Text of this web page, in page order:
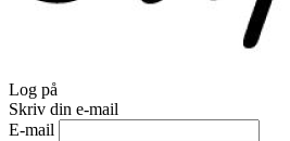
Log på
Skriv din e-mail
E-mail